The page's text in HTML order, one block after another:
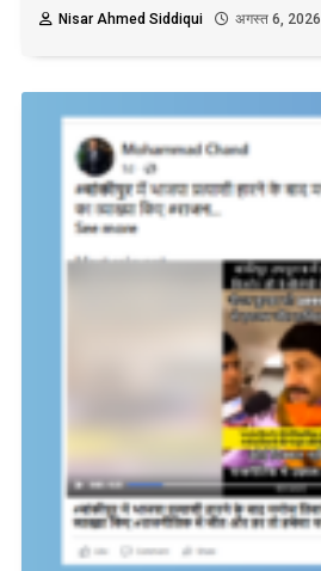
Nisar Ahmed Siddiqui अगस्त 6, 2026